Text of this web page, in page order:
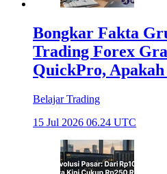
Bongkar Fakta
Trading Forex
QuickPro, Apakah
Belajar Trading
15 Jul 2026 06.24 UTC